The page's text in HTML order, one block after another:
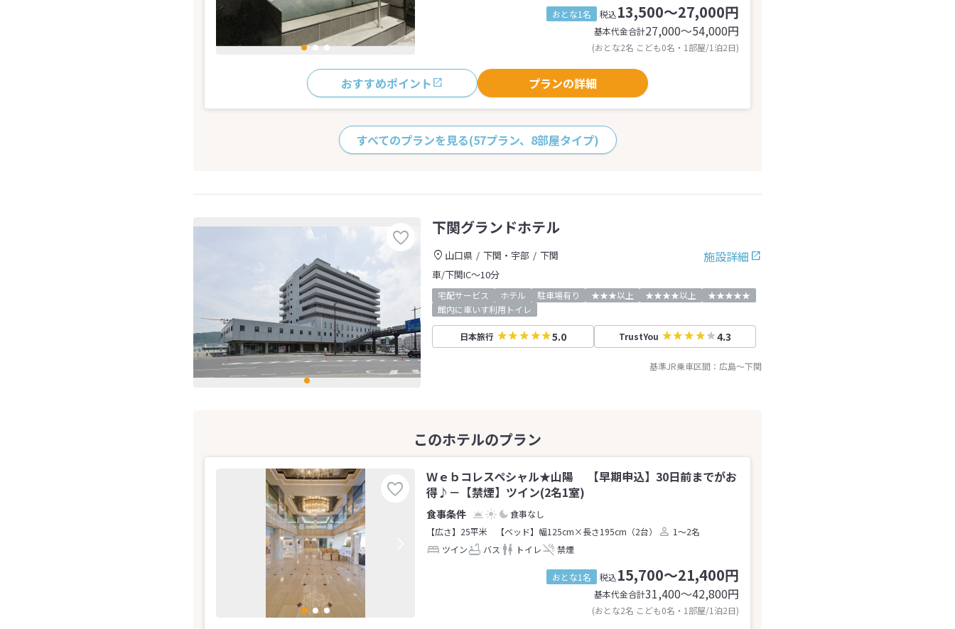
おとな1名 税込13,500～27,000円
基本代金合計27,000〜54,000円
(おとな2名 こども0名・1部屋/1泊2日)
おすすめポイント プランの詳細
すべてのプランを見る(57プラン、8部屋タイプ)
下関グランドホテル
施設詳細
山口県 下関・宇部
下関
車/下関IC～10分
宅配サービス ホテル 駐車場有り ★★★以上 ★★★★以上
★★★★★
館内に車いす利用トイレ
日本旅行 5.0 TrustYou 4.3
基準JR乗車区間： 広島～下関
Ｗｅｂコレスペシャル★山陽 【早期申込】30日前までがお
得♪－【禁煙】ツイン(2名1室)
食事なし
【広さ】25平米
【ベッド】幅125cm×長さ195cm（2台）
1～2名
ツイン
バス トイレ 禁煙
おとな1名 税込15,700～21,400円
基本代金合計31,400〜42,800円
(おとな2名 こども0名・1部屋/1泊2日)